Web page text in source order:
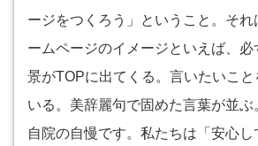
ージをつくろう」ということ。そ
ームページのイメージといえば、
景がTOPに出てくる。言いたいこ
いる。美辞麗句で固めた言葉が並
自院の自慢です。私たちは「安心